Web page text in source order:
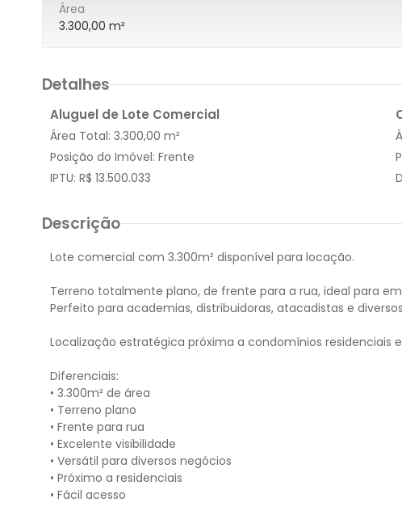
Área
3.300,00 m²
Detalhes
Aluguel de Lote Comercial
Área Total: 3.300,00 m²
Posição do Imóvel: Frente
IPTU: R$ 13.500.033
Descrição
Lote comercial com 3.300m² disponível para locação.
Terreno totalmente plano, de frente para a rua, ideal para
Perfeito para academias, distribuidoras, atacadistas e
Localização estratégica próxima a condomínios residenciais
Diferenciais:
• 3.300m² de área
• Terreno plano
• Frente para rua
• Excelente visibilidade
• Versátil para diversos negócios
• Próximo a residenciais
• Fácil acesso